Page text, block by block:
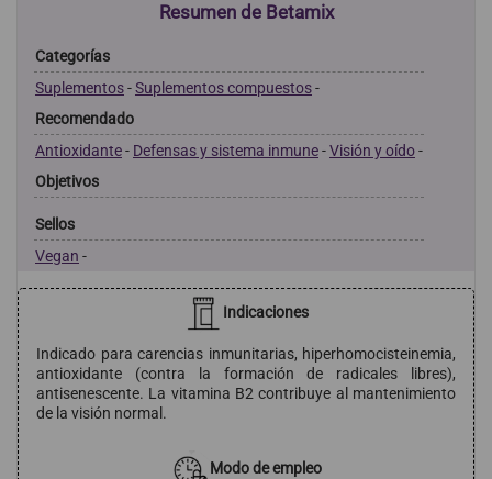
Resumen de Betamix
Categorías
Suplementos-Suplementos compuestos-
Recomendado
Antioxidante- Defensas y sistema inmune-Visión y oído-
Objetivos
Sellos
Vegan -
Indicaciones
Indicado para carencias inmunitarias, hiperhomocisteinemia,
antioxidante (contra la formación de radicales libres),
antisenescente. La vitamina B2 contribuye al mantenimiento
de la visión normal.
Modo de empleo